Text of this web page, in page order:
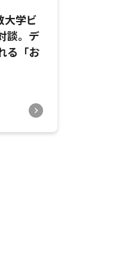
大学ビ
談。デ
る「お